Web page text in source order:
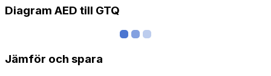
Diagram AED till GTQ
Jämför och spara